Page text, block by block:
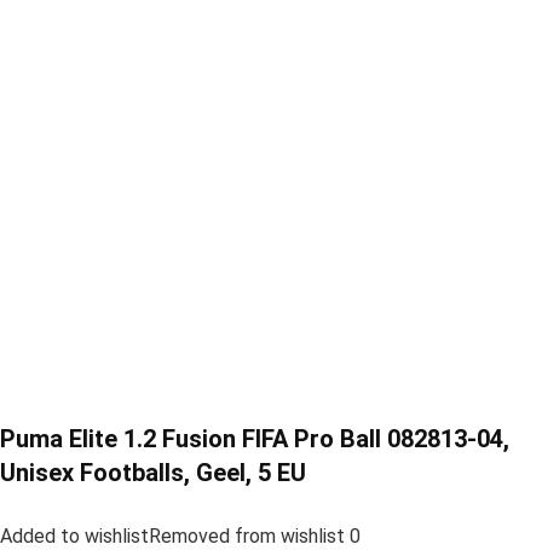
Puma Elite 1.2 Fusion FIFA Pro Ball 082813-04,
Unisex Footballs, Geel, 5 EU
Added to wishlistRemoved from wishlist 0